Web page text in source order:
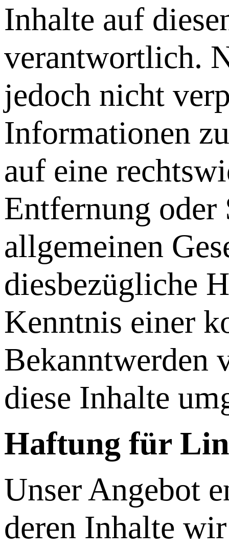
Inhalte auf
verantwortlich.
jedoch nicht
Informationen
auf eine
Entfernung oder
allgemeinen
diesbezügliche
Kenntnis einer
Bekanntwerden
diese Inhalte
Haftung für
Unser Angebot
deren Inhalte